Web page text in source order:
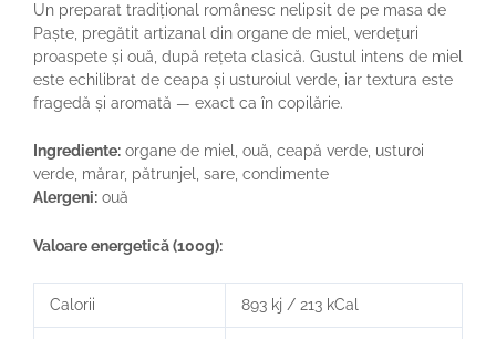
Un preparat tradițional românesc nelipsit de pe masa de
Paște, pregătit artizanal din organe de miel, verdețuri
proaspete și ouă, după rețeta clasică. Gustul intens de miel
este echilibrat de ceapa și usturoiul verde, iar textura este
fragedă și aromată — exact ca în copilărie.
Ingrediente: organe de miel, ouă, ceapă verde, usturoi
verde, mărar, pătrunjel, sare, condimente
Alergeni: ouă
Valoare energetică (100g):
Calorii 893 kj / 213 kCal